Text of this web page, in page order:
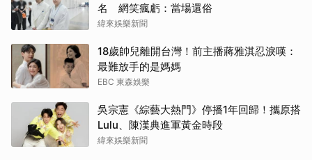
名 網笑瘋虧：當場還俗
緯來娛樂新聞
18歲帥兒離開台灣！前主播蔣雅淇忍淚嘆：
最難放手的是媽媽
EBC 東森娛樂
吳宗憲《綜藝大熱門》停播1年回歸！攜原搭
Lulu、陳漢典進軍黃金時段
緯來娛樂新聞